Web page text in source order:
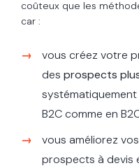
coûteux que les
car :
vous créez votre
des prospects
B2C comme en
vous améliorez
prospects à devis